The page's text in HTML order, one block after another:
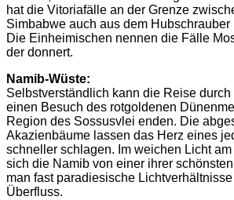
hat die Vitoriafälle an der Grenze
Simbabwe auch aus dem Hubschrauber
Die Einheimischen nennen die Fälle
der donnert.
Namib-Wüste:
Selbstverständlich kann die Reise
einen Besuch des rotgoldenen
Region des Sossusvlei enden. Die
Akazienbäume lassen das Herz eines
schneller schlagen. Im weichen Licht
sich die Namib von einer ihrer
man fast paradiesische
Überfluss.